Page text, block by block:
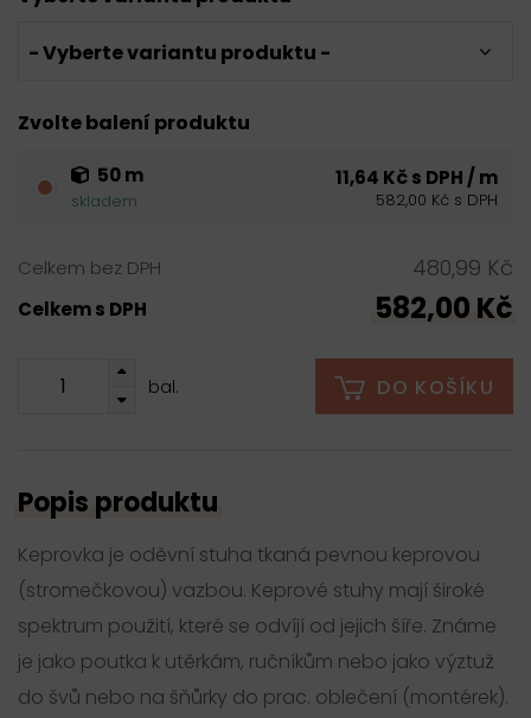
- Vyberte variantu produktu -
Zvolte balení produktu
50 m
skladem
11,64 Kč s DPH / m
582,00 Kč s DPH
Celkem bez DPH 480,99 Kč
Celkem s DPH 582,00 Kč
bal. DO KOŠÍKU
Popis produktu
Keprovka je oděvní stuha tkaná pevnou keprovou
(stromečkovou) vazbou. Keprové stuhy mají široké
spektrum použití, které se odvíjí od jejich šíře. Známe
je jako poutka k utěrkám, ručníkům nebo jako výztuž
do švů nebo na šňůrky do prac. oblečení (montérek).